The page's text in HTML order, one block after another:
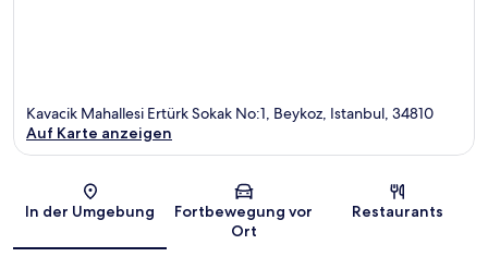
Karte
Kavacik Mahallesi Ertürk Sokak No:1, Beykoz, Istanbul, 34810
Auf Karte anzeigen
In der Umgebung
Fortbewegung vor
Ort
Restaurants